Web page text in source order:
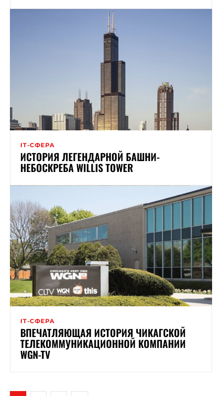
ІТ-СФЕРА
ИСТОРИЯ ЛЕГЕНДАРНОЙ БАШНИ-
НЕБОСКРЕБА WILLIS TOWER
ІТ-СФЕРА
ВПЕЧАТЛЯЮЩАЯ ИСТОРИЯ ЧИКАГСКОЙ
ТЕЛЕКОММУНИКАЦИОННОЙ КОМПАНИИ
WGN-TV